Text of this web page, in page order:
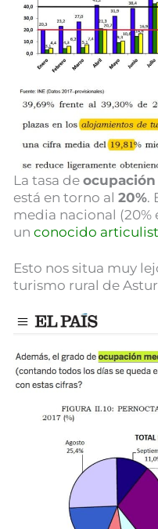
La tasa de
está en torno al 20%.
media nacional (20%
un conocido
Esto nos situa muy
turismo rural de